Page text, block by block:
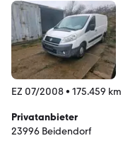
EZ 07/2008• 175.459 km
Privatanbieter
23996 Beidendorf